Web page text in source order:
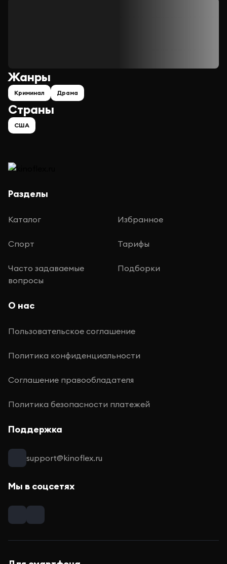
Страны
США
Жанры
Криминал Драма
Разделы
Каталог Избранное
Спорт Тарифы
Часто задаваемые
вопросы
Подборки
О нас
Пользовательское соглашение
Политика конфиденциальности
Соглашение правообладателя
Политика безопасности платежей
Поддержка
support@kinoflex.ru
Мы в соцсетях